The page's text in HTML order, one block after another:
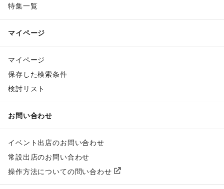
特集一覧
マイページ
マイページ
保存した検索条件
検討リスト
お問い合わせ
イベント出店のお問い合わせ
常設出店のお問い合わせ
操作方法についての問い合わせ